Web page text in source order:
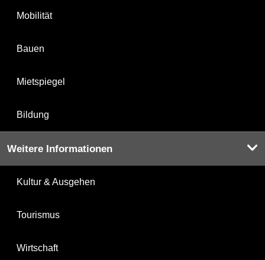
Mobilität
Bauen
Mietspiegel
Bildung
Weitere Informationen
Kultur & Ausgehen
Tourismus
Wirtschaft